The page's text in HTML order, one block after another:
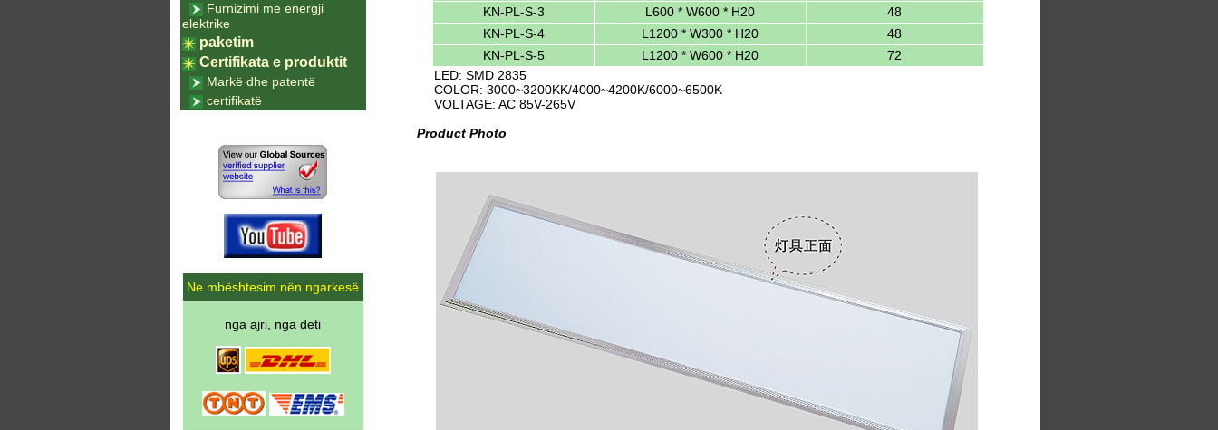
KN-PL-S-3
L600 * W600 * H20
48
KN-PL-S-4
L1200 * W300 * H20
48
KN-PL-S-5
L1200 * W600 * H20
72
LED: SMD 2835
COLOR: 3000~3200KK/4000~4200K/6000~6500K
VOLTAGE: AC 85V-265V
Product Photo
Furnizimi me energji
elektrike
paketim
Certifikata e produktit
Markë dhe patentë
certifikatë
Ne mbështesim nën ngarkesë
nga ajri, nga deti